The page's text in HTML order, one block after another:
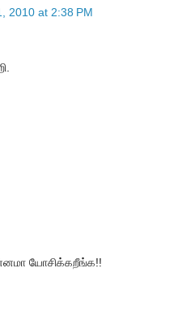
2010 at 2:38 PM
யோசிக்கறீங்க!!